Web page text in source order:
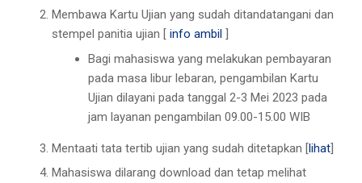
Membawa Kartu Ujian yang sudah ditandatangani dan
stempel panitia ujian [ info ambil]
Bagi mahasiswa yang melakukan pembayaran
pada masa libur lebaran, pengambilan Kartu
Ujian dilayani pada tanggal 2-3 Mei 2023 pada
jam layanan pengambilan 09.00-15.00 WIB
Mentaati tata tertib ujian yang sudah ditetapkan [lihat]
Mahasiswa dilarang download dan tetap melihat